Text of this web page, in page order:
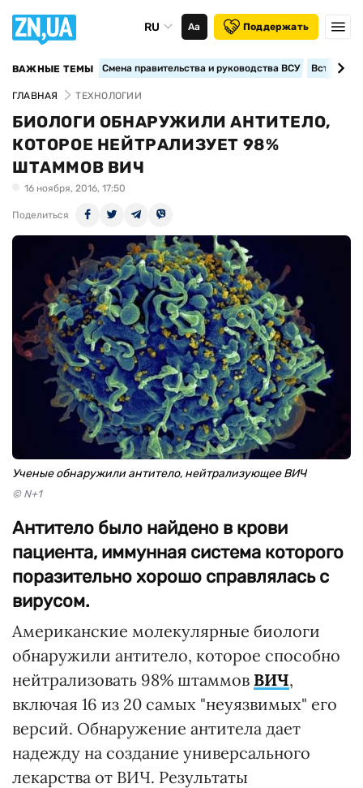
RU Аа Поддержать
ВАЖНЫЕ ТЕМЫ Смена правительства и руководства ВСУ
ГЛАВНАЯ ТЕХНОЛОГИИ
БИОЛОГИ ОБНАРУЖИЛИ АНТИТЕЛО,
КОТОРОЕ НЕЙТРАЛИЗУЕТ 98%
ШТАММОВ ВИЧ
16 ноября, 2016, 17:50
Поделиться
Ученые обнаружили антитело, нейтрализующее ВИЧ
© N+1
Антитело было найдено в крови
пациента, иммунная система которого
поразительно хорошо справлялась с
вирусом.
Американские молекулярные биологи
обнаружили антитело, которое способно
нейтрализовать 98% штаммов ВИЧ,
включая 16 из 20 самых "неуязвимых" его
версий. Обнаружение антитела дает
надежду на создание универсального
лекарства от ВИЧ. Результаты